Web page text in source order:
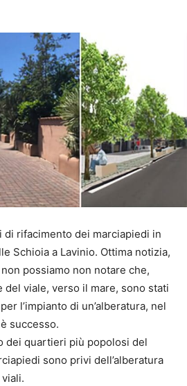
di rifacimento dei marciapiedi in
Schioia a Lavinio. Ottima notizia,
possiamo non notare che,
viale, verso il mare, sono stati
l’impianto di un’alberatura, nel
successo.
dei quartieri più popolosi del
sono privi dell’alberatura